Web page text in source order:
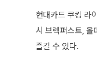
현대카드 쿠킹 라
시 브렉퍼스트, 올
즐길 수 있다.